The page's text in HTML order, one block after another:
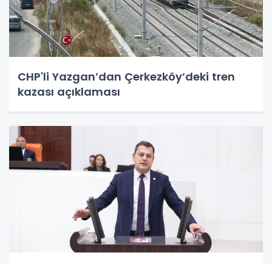
CHP'li Yazgan’dan Çerkezköy’deki tren
kazası açıklaması